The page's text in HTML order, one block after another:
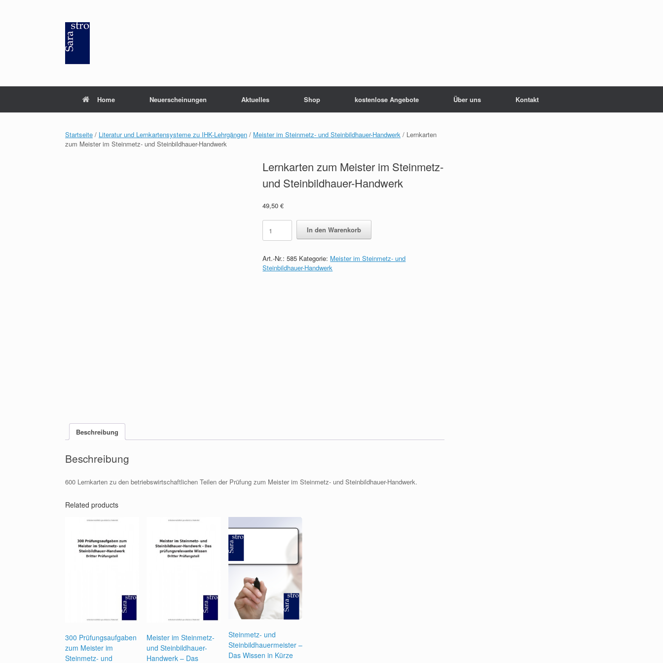
Home Neuerscheinungen Aktuelles Shop kostenlose Angebote Über uns Kontakt
Startseite / Literatur und Lernkartensysteme zu IHK-Lehrgängen / Meister im Steinmetz- und Steinbildhauer-Handwerk / Lernkarten
zum Meister im Steinmetz- und Steinbildhauer-Handwerk
Lernkarten zum Meister im Steinmetz-
und Steinbildhauer-Handwerk
49,50€
Lernkarten
zum
Meister
Steinmetz-
und
In den Warenkorb
Art.-Nr.:585 Kategorie: Meister im Steinmetz- und
Steinbildhauer-Handwerk
Beschreibung
Beschreibung
600 Lernkarten zu den betriebswirtschaftlichen Teilen der Prüfung zum Meister im Steinmetz- und Steinbildhauer-Handwerk.
Related products
300 Prüfungsaufgaben
zum Meister im
Steinmetz- und
Meister im Steinmetz-
und Steinbildhauer-
Handwerk – Das
Steinmetz- und
Steinbildhauermeister –
Das Wissen in Kürze